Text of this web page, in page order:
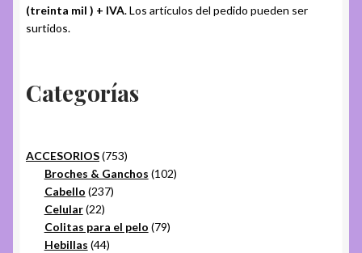
(treinta mil ) + IVA. Los artículos del pedido pueden ser
surtidos.
Categorías
ACCESORIOS 753753
productos
Broches & Ganchos 102102
Cabello 237237
Celular 2222
productos
Colitas para el pelo 7979
Hebillas 4444